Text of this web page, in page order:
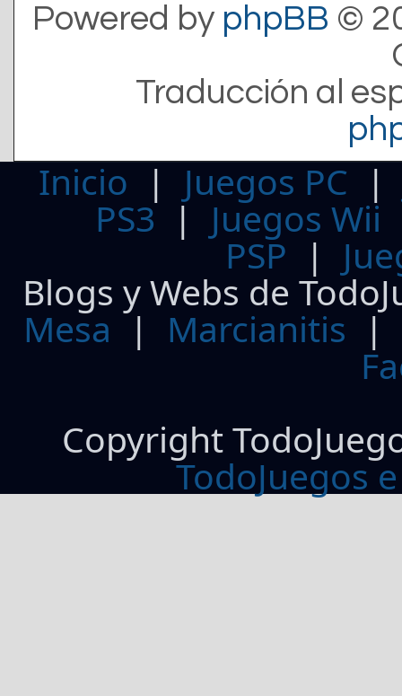
Powered by phpBB ©
Traducción al
Inicio | Juegos PC
PS3| Juegos Wii
PSP |
Blogs y Webs de
Mesa | Marcianitis |
Copyright
TodoJuegos